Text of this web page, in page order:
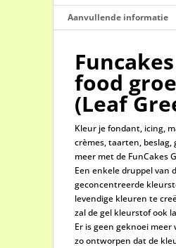
Aanvullende informatie
food
(Leaf
Kleur je fondant, icing,
crèmes, taarten, beslag,
meer met de FunCakes
Een enkele druppel van
geconcentreerde
levendige kleuren te
zal de gel kleurstof ook
Er is geen geknoei
zo ontworpen dat de